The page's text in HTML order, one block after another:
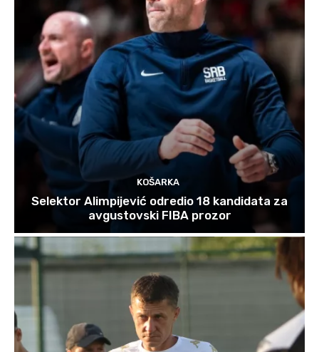
KOŠARKA
Selektor Alimpijević odredio 18 kandidata za
avgustovski FIBA prozor